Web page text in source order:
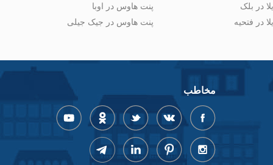
در بلک
در فتحیه
پنت هاوس در اوبا
پنت هاوس در جیک جیلی
مخاطب